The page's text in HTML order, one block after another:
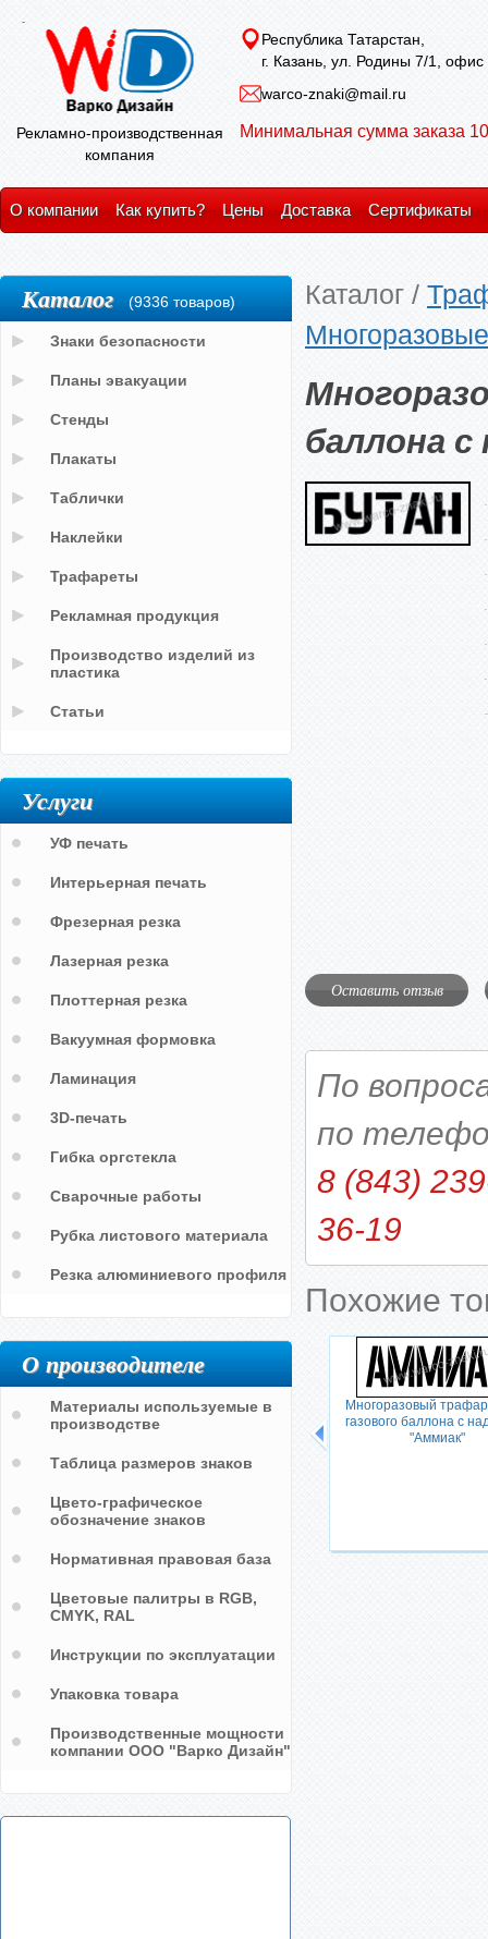
Рекламно-производственная
компания
Республика Татарстан,
г. Казань, ул. Родины 7/1, офис
warco-znaki@mail.ru
Минимальная сумма заказа
О компании Как купить? Цены Доставка Сертификаты
Каталог /
баллона
Оставить отзыв
По
по
8 (843)
36-19
Похожие
Трафарет с надписью на баллон
"ГАЗ"
Многоразовый
газового баллона с
"Аммиак"
Каталог (9336 товаров)
Знаки безопасности
Планы эвакуации
Стенды
Плакаты
Таблички
Наклейки
Трафареты
Рекламная продукция
Производство изделий из
пластика
Статьи
Услуги
УФ печать
Интерьерная печать
Фрезерная резка
Лазерная резка
Плоттерная резка
Вакуумная формовка
Ламинация
3D-печать
Гибка оргстекла
Сварочные работы
Рубка листового материала
Резка алюминиевого профиля
О производителе
Материалы используемые в
производстве
Таблица размеров знаков
Цвето-графическое
обозначение знаков
Нормативная правовая база
Цветовые палитры в RGB,
CMYK, RAL
Инструкции по эксплуатации
Упаковка товара
Производственные мощности
компании ООО "Варко Дизайн"